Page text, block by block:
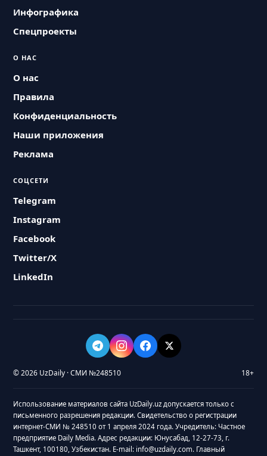
Инфографика
Спецпроекты
О НАС
О нас
Правила
Конфиденциальность
Наши приложения
Реклама
СОЦСЕТИ
Telegram
Instagram
Facebook
Twitter/X
LinkedIn
© 2026 UzDaily · СМИ №248510 18+
Использование материалов сайта UzDaily.uz допускается только с
письменного разрешения редакции. Свидетельство о регистрации
интернет-СМИ № 248510 от 1 апреля 2024 года. Учредитель: Частное
предприятие Daily Media. Адрес редакции: Юнусабад, 12-27-73, г.
Ташкент, 100180, Узбекистан. E-mail: info@uzdaily.com. Главный